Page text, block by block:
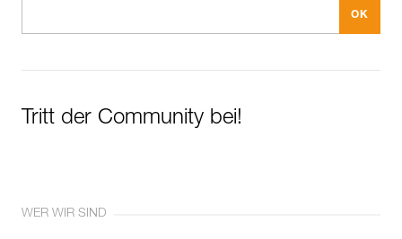
Tritt der Community bei!
WER WIR SIND